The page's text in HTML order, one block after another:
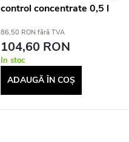
control concentrate 0,5 l
86,50 RON fără TVA
104,60 RON
In stoc
ADAUGĂ ÎN COŞ